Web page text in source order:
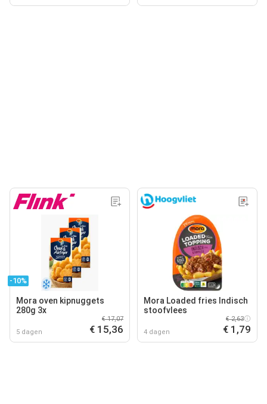
-10%
Mora oven kipnuggets
280g 3x
5 dagen
€ 17,07
€ 15,36
Mora Loaded fries Indisch
stoofvlees
4 dagen
€ 2,63
€ 1,79